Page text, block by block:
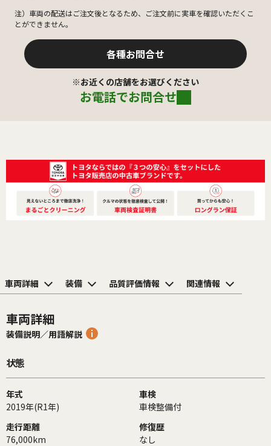
注）車両の配送はご注文後となるため、ご注文前に実車を確認いただくこ
とができません。
各種お問合せ
※お近くの店舗をお選びください
お電話でお問合せ
車両詳細 装備 品質評価情報 関連情報
車両詳細
装備説明／用語解説
状態
年式
2019年(R1年)
車検
車検整備付
走行距離
76,000km
修復歴
なし